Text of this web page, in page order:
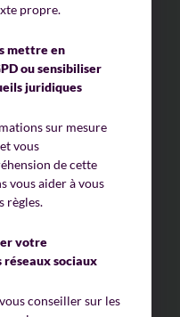
propre.
mettre en
ou sensibiliser
juridiques
sur mesure
vous
de cette
vous aider à vous
règles.
votre
réseaux sociaux
conseiller sur les